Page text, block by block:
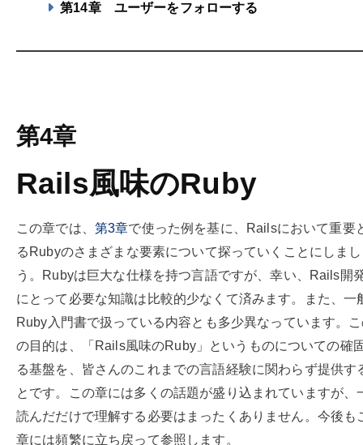
第14章 ユーザーをフォローする
第4章
Rails風味のRuby
この章では、 第3章で使った例を基に、Railsにおいて重要
るRubyのさまざまな要素について探っていくことにしま
う。Rubyは巨大な仕様を持つ言語ですが、幸い、Rails開
にとって必要な知識は比較的少なくて済みます。また、一
Ruby入門書で扱っている内容とも多少異なっています。
の目的は、「Rails風味のRuby」というものについての確
る基盤を、皆さんのこれまでの言語経験に関わらず提供す
とです。この章には多くの話題が盛り込まれていますが、
読んだだけで理解する必要はまったくありません。今後も
章には頻繁に立ち戻って参照します。